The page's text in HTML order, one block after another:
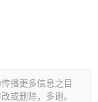
播更多信息之目
或删除，多谢。